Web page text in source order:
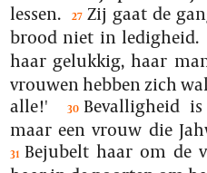
lessen.
27 Zij gaat de
brood niet in ledigheid.
haar gelukkig, haar
vrouwen hebben zich
alle!'
30 Bevalligheid
maar een vrouw die
31 Bejubelt haar om de